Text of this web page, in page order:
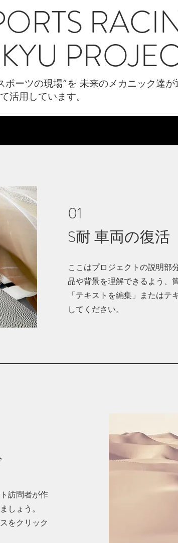
ポーツの現場”を 未来のメカニック達
活用しています。
01
S耐 車両の復活
ここはプロジェクトの説明部
品や背景を理解できるよう、
「テキストを編集」またはテ
してください。
訪問者が作
しょう。
をクリック